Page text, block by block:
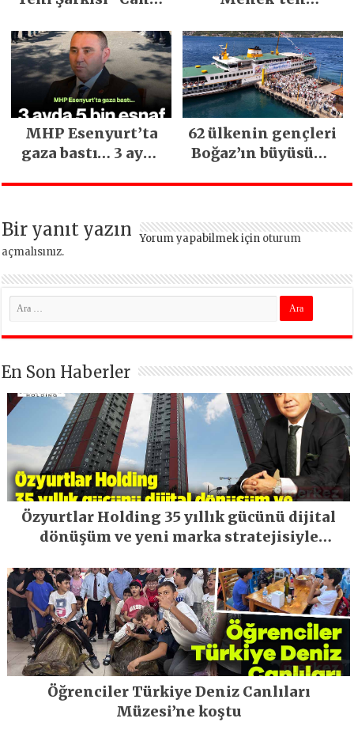
İlgi Gördü!..
heyelan sonrası
kritik uyarı
MHP Esenyurt’ta
gaza bastı… 3 ayda
edildi
62 ülkenin gençleri
Boğaz’ın büyüsüne
Bir yanıt yazın Yorum yapabilmek için oturum
açmalısınız.
En Son Haberler
Özyurtlar Holding 35 yıllık gücünü dijital
dönüşüm ve yeni marka stratejisiyle
Öğrenciler Türkiye Deniz Canlıları
Müzesi’ne koştu